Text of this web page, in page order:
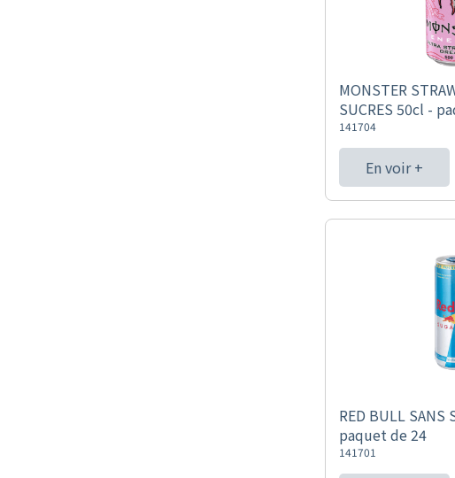
MONSTER
SUCRES 50cl -
141704
En voir +
RED BULL SANS
paquet de 24
141701